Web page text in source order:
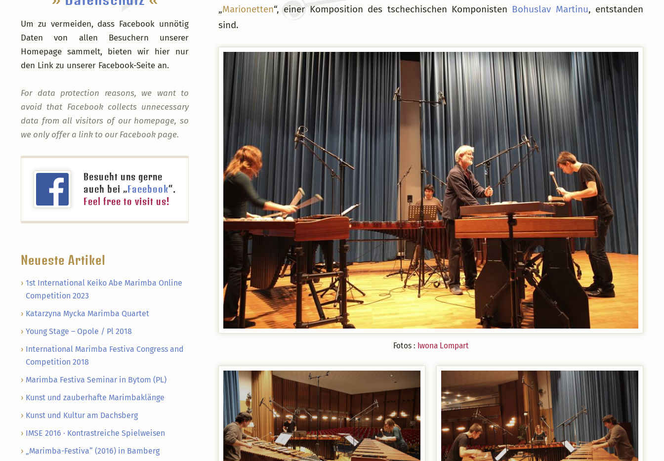
„Marionetten“, einer Komposition des tschechischen Komponisten Bohuslav Martinu, entstanden
sind.
Fotos : Iwona Lompart
Um zu vermeiden, dass Facebook unnötig
Daten von allen Besuchern unserer
Homepage sammelt, bieten wir hier nur
den Link zu unserer Facebook-Seite an.
For data protection reasons, we want to
avoid that Facebook collects unnecessary
data from all visitors of our homepage, so
we only offer a link to our Facebook page.
Besucht uns gerne
auch bei „Facebook“.
Feel free to visit us!
Neueste Artikel
1st International Keiko Abe Marimba Online
Competition 2023
Katarzyna Mycka Marimba Quartet
Young Stage – Opole / Pl 2018
International Marimba Festiva Congress and
Competition 2018
Marimba Festiva Seminar in Bytom (PL)
Kunst und zauberhafte Marimbaklänge
Kunst und Kultur am Dachsberg
IMSE 2016 · Kontrastreiche Spielweisen
„Marimba-Festiva“ (2016) in Bamberg